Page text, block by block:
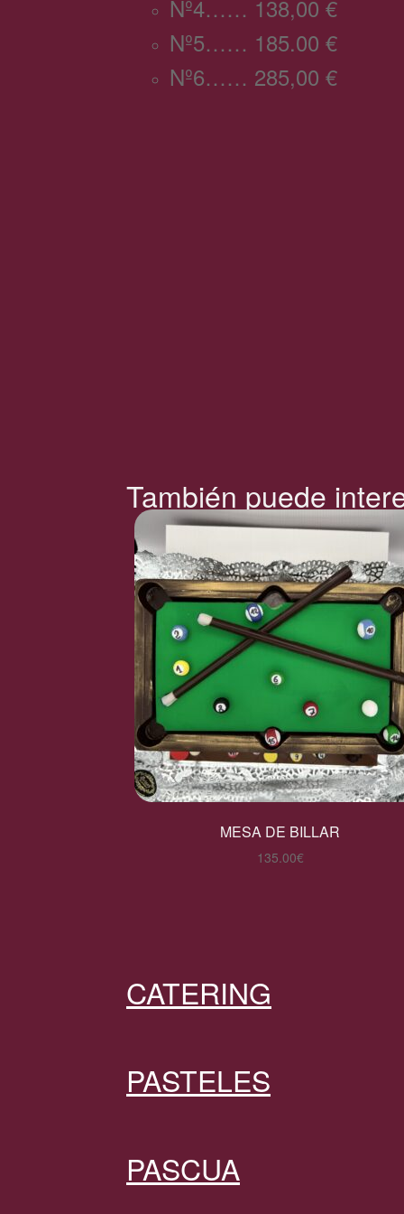
Nº4…… 138,00 €
Nº5…… 185.00 €
Nº6…… 285,00 €
También puede
MESA DE BILLAR
135.00€
CATERING
PASTELES
PASCUA